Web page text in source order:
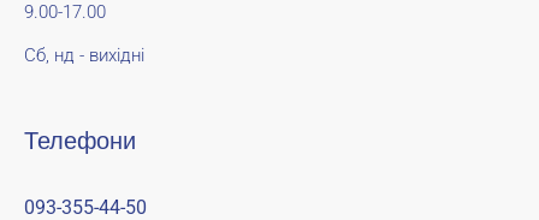
9.00-17.00
Сб, нд - вихідні
Телефони
093-355-44-50